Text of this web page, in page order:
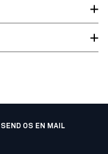
SEND OS EN MAIL